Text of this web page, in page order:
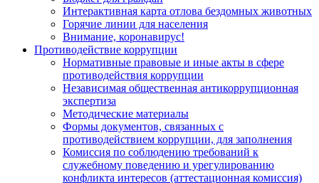
Интерактивная карта отлова бездомных животных
Горячие линии для населения
Внимание, коронавирус!
Противодействие коррупции
Нормативные правовые и иные акты в сфере
противодействия коррупции
Независимая общественная антикоррупционная
экспертиза
Методические материалы
Формы документов, связанных с
противодействием коррупции, для заполнения
Комиссия по соблюдению требований к
служебному поведению и урегулированию
конфликта интересов (аттестационная комиссия)